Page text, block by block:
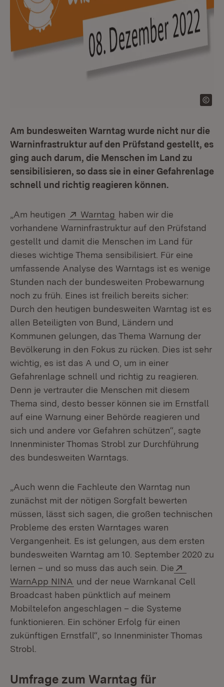
Am bundesweiten Warntag wurde nicht nur die
Warninfrastruktur auf den Prüfstand gestellt, es
ging auch darum, die Menschen im Land zu
sensibilisieren, so dass sie in einer Gefahrenlage
schnell und richtig reagieren können.
„Am heutigen Extern:
Warntag (Öffnet in neuem Fenster)
haben wir die
vorhandene Warninfrastruktur auf den Prüfstand
gestellt und damit die Menschen im Land für
dieses wichtige Thema sensibilisiert. Für eine
umfassende Analyse des Warntags ist es wenige
Stunden nach der bundesweiten Probewarnung
noch zu früh. Eines ist freilich bereits sicher:
Durch den heutigen bundesweiten Warntag ist es
allen Beteiligten von Bund, Ländern und
Kommunen gelungen, das Thema Warnung der
Bevölkerung in den Fokus zu rücken. Dies ist sehr
wichtig, es ist das A und O, um in einer
Gefahrenlage schnell und richtig zu reagieren.
Denn je vertrauter die Menschen mit diesem
Thema sind, desto besser können sie im Ernstfall
auf eine Warnung einer Behörde reagieren und
sich und andere vor Gefahren schützen“, sagte
Innenminister Thomas Strobl zur Durchführung
des bundesweiten Warntags.
„Auch wenn die Fachleute den Warntag nun
zunächst mit der nötigen Sorgfalt bewerten
müssen, lässt sich sagen, die großen technischen
Probleme des ersten Warntages waren
Vergangenheit. Es ist gelungen, aus dem ersten
bundesweiten Warntag am 10. September 2020 zu
lernen – und so muss das auch sein. Die
WarnApp NINA (Öffnet in neuem Fenster)
und der neue Warnkanal Cell
Broadcast haben pünktlich auf meinem
Mobiltelefon angeschlagen – die Systeme
funktionieren. Ein schöner Erfolg für einen
zukünftigen Ernstfall“, so Innenminister Thomas
Strobl.
Umfrage zum Warntag für